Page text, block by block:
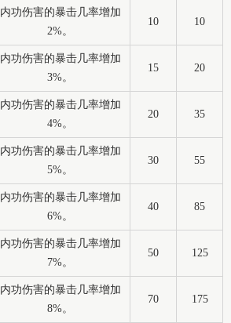
内功伤害的暴击几率增加
2%。
10 10
内功伤害的暴击几率增加
3%。
15 20
内功伤害的暴击几率增加
4%。
20 35
内功伤害的暴击几率增加
5%。
30 55
内功伤害的暴击几率增加
6%。
40 85
内功伤害的暴击几率增加
7%。
50 125
内功伤害的暴击几率增加
8%。
70 175